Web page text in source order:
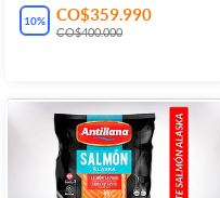
10% CO$359.990
CO$400.000